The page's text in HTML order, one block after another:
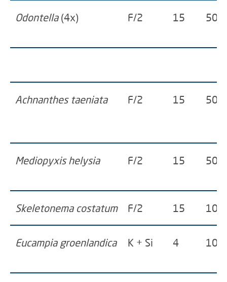
Odontella (4x) F/2 15 50
Achnanthes taeniata F/2 15 50
Mediopyxis helysia F/2 15 50
Skeletonema costatum F/2 15 100
Eucampia groenlandica K + Si 4 10